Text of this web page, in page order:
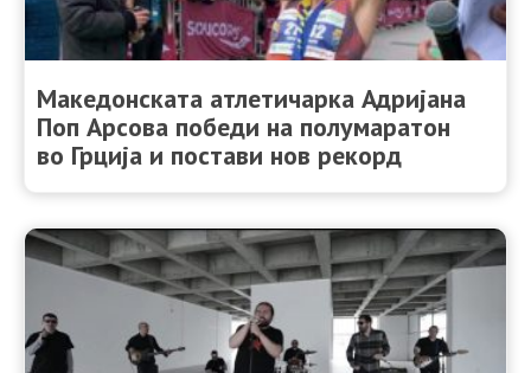
Македонската атлетичарка Адријана
Поп Арсова победи на полумаратон
во Грција и постави нов рекорд